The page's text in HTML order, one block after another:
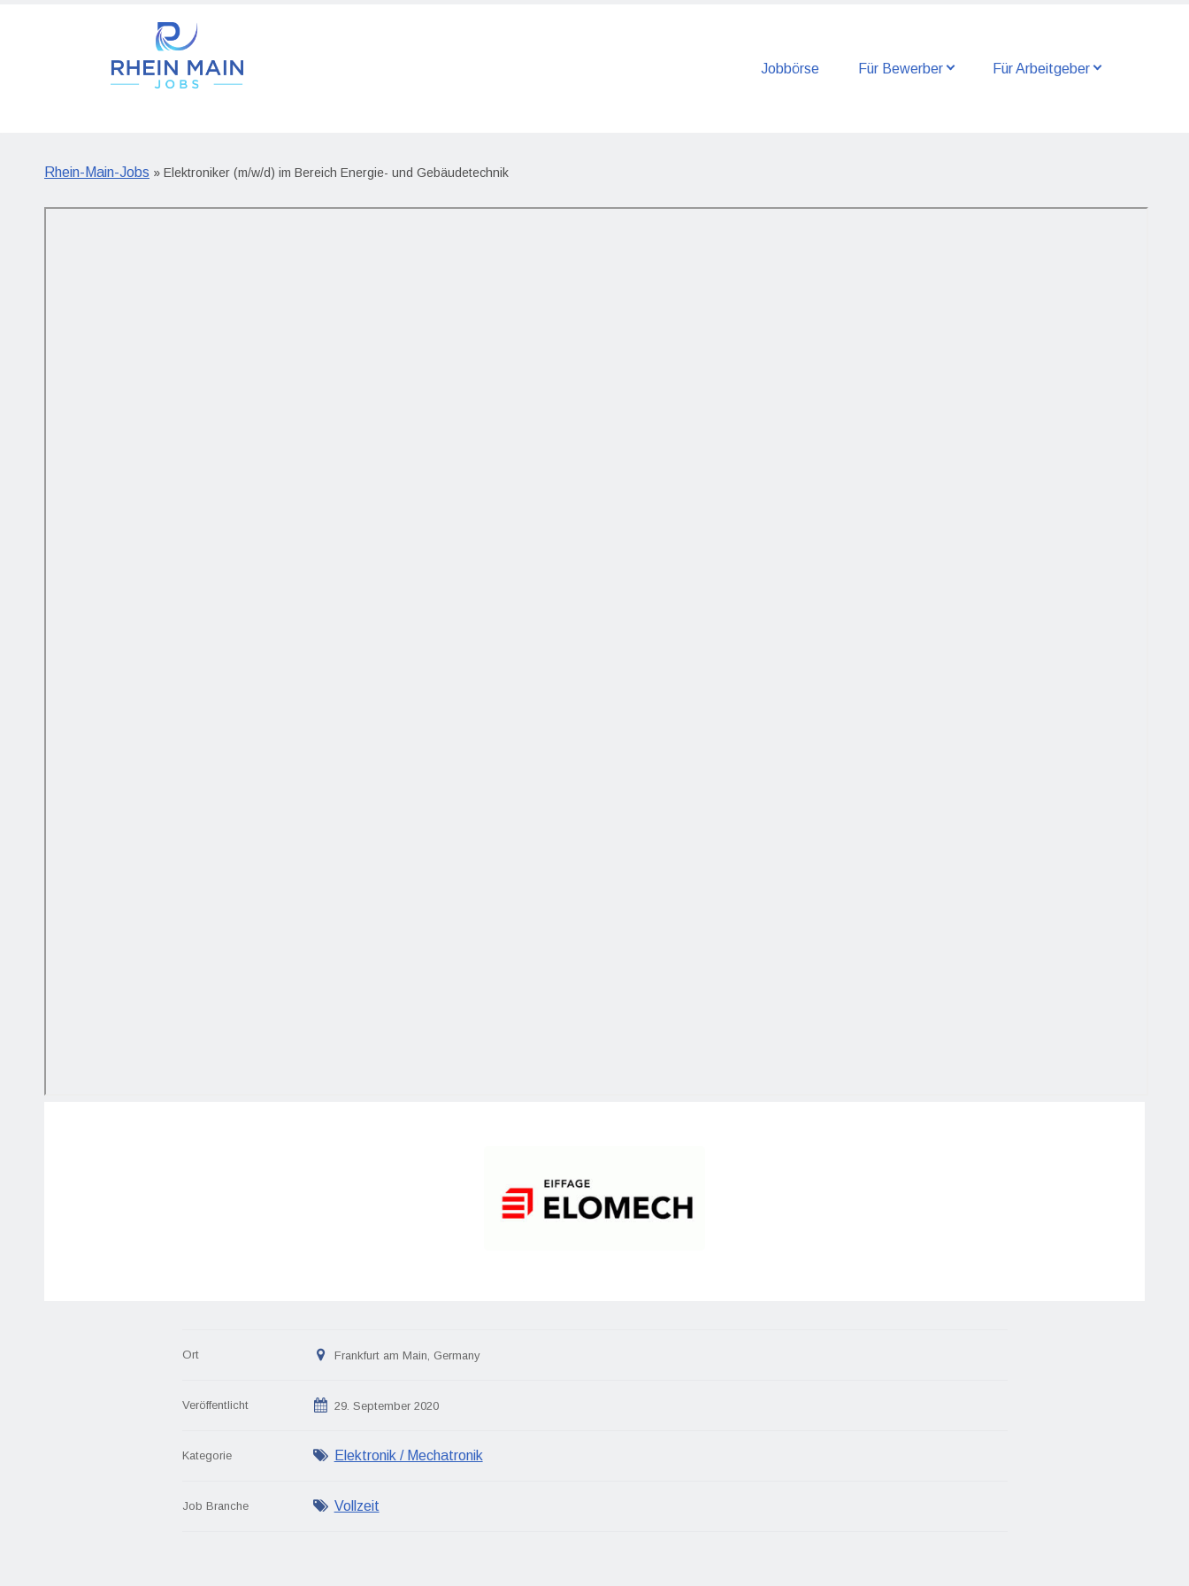
Jobbörse Für Bewerber Für Arbeitgeber
Rhein-Main-Jobs » Elektroniker (m/w/d) im Bereich Energie- und Gebäudetechnik
Ort Frankfurt am Main, Germany
Veröffentlicht 29. September 2020
Kategorie Elektronik / Mechatronik
Job Branche Vollzeit